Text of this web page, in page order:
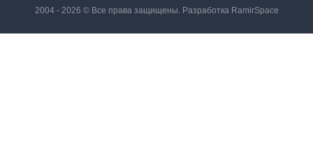
2004 - 2026 © Все права защищены. Разработка RamirSpace